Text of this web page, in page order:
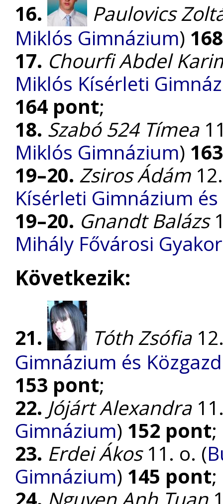
16.
Paulovics
Miklós Gimnázium)
17. Chourfi Abdel
Miklós Kísérleti
164 pont;
18. Szabó 524 Tímea
Miklós Gimnázium)
19–20. Zsiros Ádám
Kísérleti Gimnázium
19–20. Gnandt Balázs
Mihály Fővárosi
Következik:
21. Tóth Zsófia
Gimnázium és
153 pont;
22. Jójárt Alexandra
Gimnázium) 152 pont;
23. Erdei Ákos11. o. (
Gimnázium) 145 pont;